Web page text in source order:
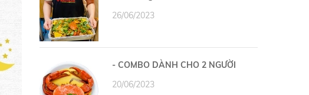
26/06/2023
- COMBO DÀNH CHO 2 NGƯỜI
20/06/2023